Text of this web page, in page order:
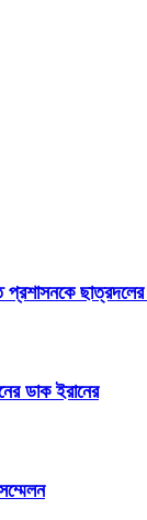
প্রশাসনকে
ডাক ইরানের